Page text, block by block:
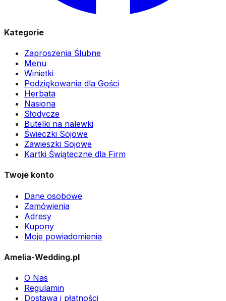
Kategorie
Zaproszenia Ślubne
Menu
Winietki
Podziękowania dla Gości
Herbata
Nasiona
Słodycze
Butelki na nalewki
Świeczki Sojowe
Zawieszki Sojowe
Kartki Świąteczne dla Firm
Twoje konto
Dane osobowe
Zamówienia
Adresy
Kupony
Moje powiadomienia
Amelia-Wedding.pl
O Nas
Regulamin
Dostawa i płatności